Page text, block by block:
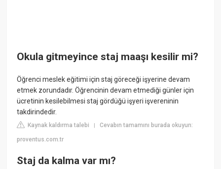
Okula gitmeyince staj maaşı kesilir mi?
Öğrenci meslek eğitimi için staj göreceği işyerine devam
etmek zorundadır. Öğrencinin devam etmediği günler için
ücretinin kesilebilmesi staj gördüğü işyeri işvereninin
takdirindedir.
Kaynak kaldırma talebi |Cevabın tamamını burada okuyun:
proventus.com.tr
Staj da kalma var mı?